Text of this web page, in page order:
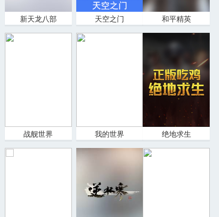
新天龙八部 天空之门 和平精英
战舰世界 我的世界 绝地求生